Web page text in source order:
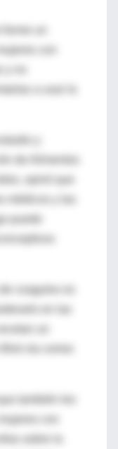
un
con
de Alimentos
puede
coagulos es
también les